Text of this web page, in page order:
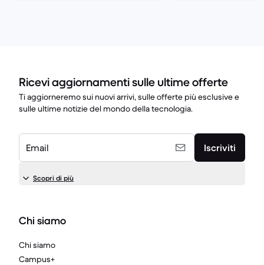
Ricevi aggiornamenti sulle ultime offerte
Ti aggiorneremo sui nuovi arrivi, sulle offerte più esclusive e
sulle ultime notizie del mondo della tecnologia.
Email Iscriviti
Scopri di più
Chi siamo
Chi siamo
Campus+